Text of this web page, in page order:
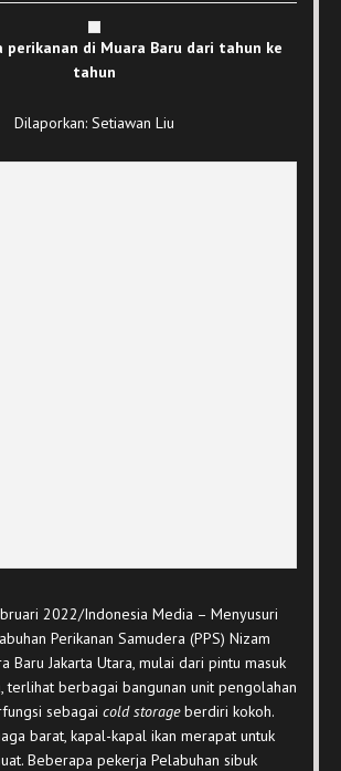
perikanan di Muara Baru dari tahun ke
tahun
Dilaporkan: Setiawan Liu
2022/Indonesia Media – Menyusuri
Perikanan Samudera (PPS) Nizam
Baru Jakarta Utara, mulai dari pintu masuk
terlihat berbagai bangunan unit pengolahan
sebagai cold storageberdiri kokoh.
barat, kapal-kapal ikan merapat untuk
Beberapa pekerja Pelabuhan sibuk